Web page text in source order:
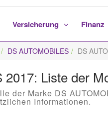
Versicherung Finanz
DS AUTOMOBILES DS
2017: Liste der
der Marke DS
Informationen.